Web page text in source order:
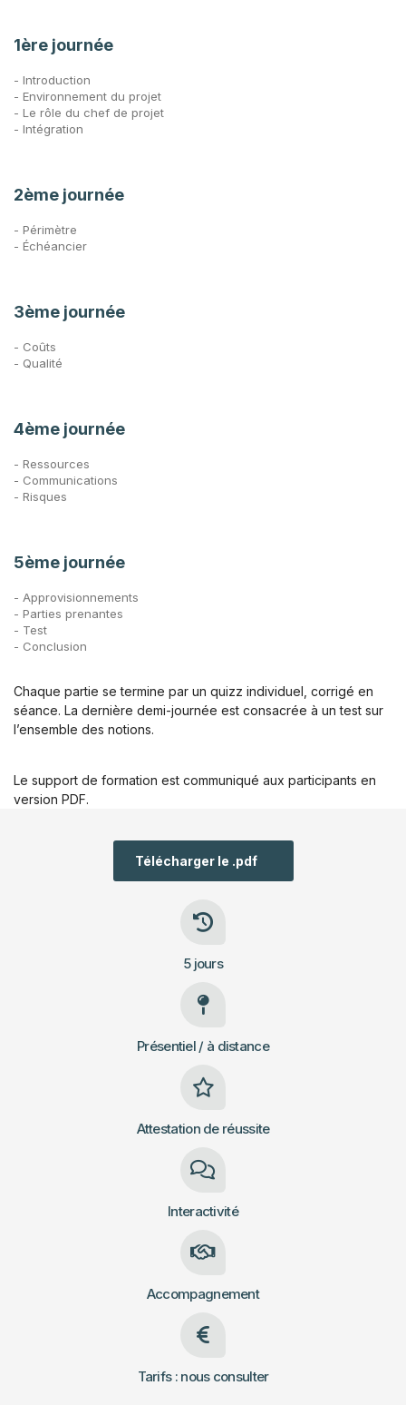
1ère journée
- Introduction
- Environnement du projet
- Le rôle du chef de projet
- Intégration
2ème journée
- Périmètre
- Échéancier
3ème journée
- Coûts
- Qualité
4ème journée
- Ressources
- Communications
- Risques
5ème journée
- Approvisionnements
- Parties prenantes
- Test
- Conclusion
Chaque partie se termine par un quizz individuel, corrigé en
séance. La dernière demi-journée est consacrée à un test sur
l’ensemble des notions.
Le support de formation est communiqué aux participants en
version PDF.
Télécharger le .pdf
5 jours
Présentiel / à distance
Attestation de réussite
Interactivité
Accompagnement
Tarifs : nous consulter